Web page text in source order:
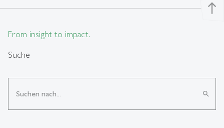
north
From insight to impact.
Suche
search